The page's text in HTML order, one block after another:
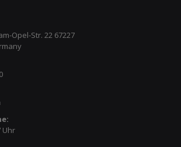
Opel-Str. 22 67227
Uhr